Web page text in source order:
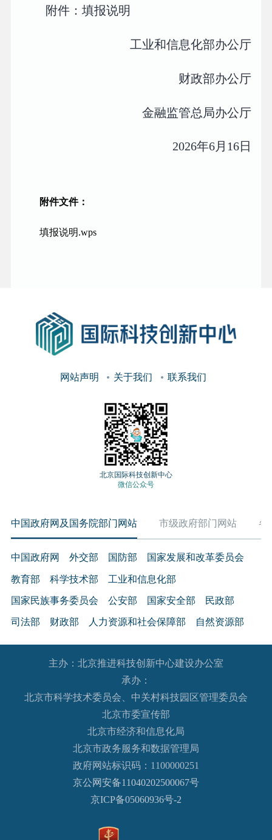
附件：填报说明
工业和信息化部办公厅
财政部办公厅
金融监管总局办公厅
2026年6月16日
附件文件：
填报说明.wps
网站声明 关于我们 联系我们
北京国际科技创新中心
微信公众号
中国政府网及国务院部门网站 市级政府部门网站 各
中国政府网 外交部 国防部 国家发展和改革委员会
教育部 科学技术部 工业和信息化部
国家民族事务委员会 公安部 国家安全部 民政部
司法部 财政部 人力资源和社会保障部 自然资源部
生态环境部 住房和城乡建设部 交通运输部 水利部
农业农村部 商务部 文化和旅游部
退役军人事务部
国家语言文字工作委员会
国家航天局 国家原子能机构
国家核安全局
国务院国有资产监督管理委员会
国家市场监督管理总局
国家医疗保障局
主办：北京推进科技创新中心建设办公室
承办：
北京市科学技术委员会、中关村科技园区管理委员会
北京市委宣传部
北京市经济和信息化局
北京市政务服务和数据管理局
政府网站标识码：1100000251
京公网安备11040202500067号
京ICP备05060936号-2